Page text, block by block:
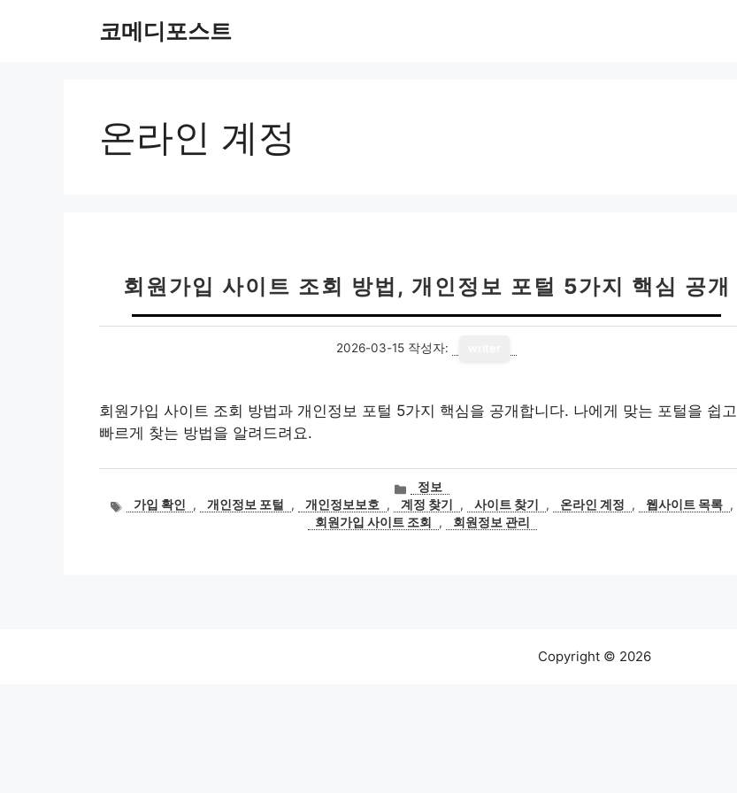
코메디포스트
온라인 계정
회원가입 사이트 조회 방법, 개인정보 포털 5가지 핵심 공개
2026-03-15 작성자:
회원가입 사이트 조회 방법과 개인정보 포털 5가지 핵심을 공개합니다. 나에게 맞는 포털을 쉽고
빠르게 찾는 방법을 알려드려요.
카
테
고
정보
태가입 확인 , 개인정보 포털 , 개인정보보호 , 계정 찾기 , 사이트 찾기 , 온라인 계정 , 웹사이트 목록 ,
회원가입 사이트 조회
, 회원정보 관리
Copyright © 2026